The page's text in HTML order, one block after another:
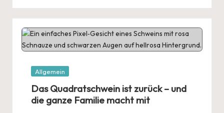
Posted
Allgemein
Das Quadratschwein ist zurück – und
die ganze Familie macht mit